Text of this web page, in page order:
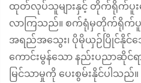
ထုတ်လုပ်သူများနှင့် တိုက်ရိုက်ပူး
လာကြသည်။ စက်ရုံမှတိုက်ရိုက်ပူ
အရည်အသွေး၊ ပိုမိုယှဉ်ပြိုင်နိုင်သော
ကောင်းမွန်သော နည်းပညာဆိုင်
မြင်သာမှုကို ပေးစွမ်းနိုင်ပါသည်။